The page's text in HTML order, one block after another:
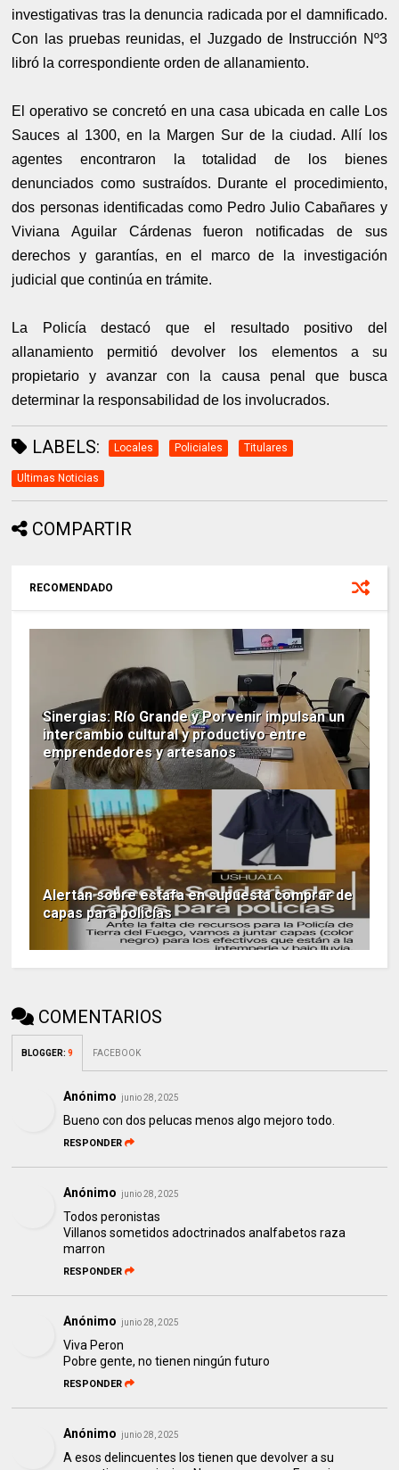
investigativas tras la denuncia radicada por el damnificado.
Con las pruebas reunidas, el Juzgado de Instrucción Nº3
libró la correspondiente orden de allanamiento.
El operativo se concretó en una casa ubicada en calle Los
Sauces al 1300, en la Margen Sur de la ciudad. Allí los
agentes encontraron la totalidad de los bienes
denunciados como sustraídos. Durante el procedimiento,
dos personas identificadas como Pedro Julio Cabañares y
Viviana Aguilar Cárdenas fueron notificadas de sus
derechos y garantías, en el marco de la investigación
judicial que continúa en trámite.
La Policía destacó que el resultado positivo del
allanamiento permitió devolver los elementos a su
propietario y avanzar con la causa penal que busca
determinar la responsabilidad de los involucrados.
LABELS: Locales Policiales Titulares
Ultimas Noticias
COMPARTIR
RECOMENDADO
Sinergias: Río Grande y Porvenir impulsan un
intercambio cultural y productivo entre
emprendedores y artesanos
Alertan sobre estafa en supuesta comprar de
capas para policías
COMENTARIOS
BLOGGER:9 FACEBOOK
Anónimo junio 28, 2025
Bueno con dos pelucas menos algo mejoro todo.
RESPONDER
Anónimo junio 28, 2025
Todos peronistas
Villanos sometidos adoctrinados analfabetos raza
marron
RESPONDER
Anónimo junio 28, 2025
Viva Peron
Pobre gente, no tienen ningún futuro
RESPONDER
Anónimo junio 28, 2025
A esos delincuentes los tienen que devolver a su